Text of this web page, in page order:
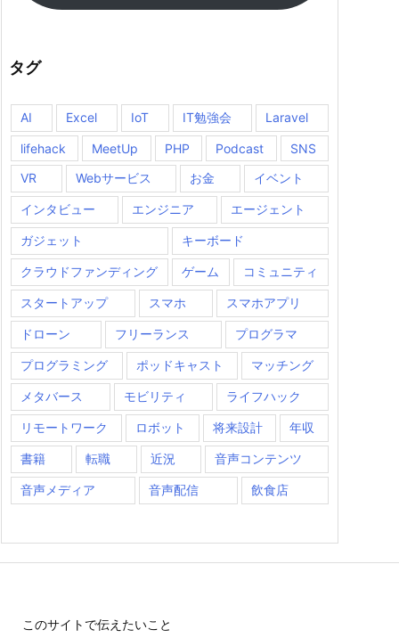
タグ
AI Excel IoT IT勉強会 Laravel
lifehack MeetUp PHP Podcast
SNS
VR
Webサービス お金 イベント
インタビュー エンジニア エージェント
ガジェット キーボード
クラウドファンディング ゲーム コミュニティ
スタートアップ スマホ スマホアプリ
ドローン フリーランス プログラマ
プログラミング ポッドキャスト マッチング
メタバース モビリティ ライフハック
リモートワーク ロボット 将来設計 年収
書籍 転職 近況 音声コンテンツ
音声メディア 音声配信 飲食店
このサイトで伝えたいこと